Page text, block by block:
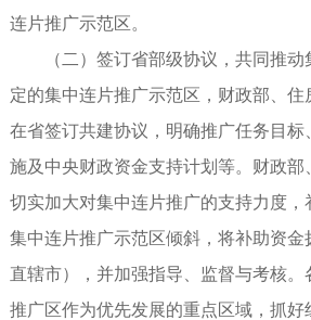
连片推广示范区。
（二）签订省部级协议，共同推动
定的集中连片推广示范区，财政部、
在省签订共建协议，明确推广任务目标
施及中央财政资金支持计划等。财政部
切实加大对集中连片推广的支持力度，
集中连片推广示范区倾斜，将补助资金
直辖市），并加强指导、监督与考核
推广区作为优先发展的重点区域，抓好